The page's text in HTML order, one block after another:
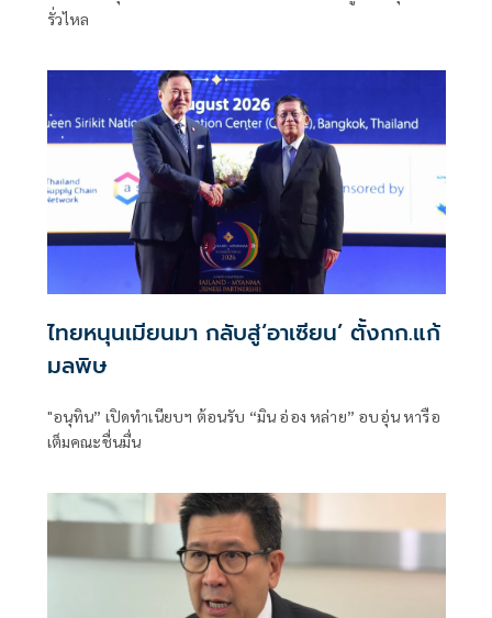
รั่วไหล
ไทยหนุนเมียนมา กลับสู่‘อาเซียน’ ตั้งกก.แก้
มลพิษ
"อนุทิน” เปิดทำเนียบฯ ต้อนรับ “มิน อ่อง หล่าย” อบอุ่น หารือ
เต็มคณะชื่นมื่น